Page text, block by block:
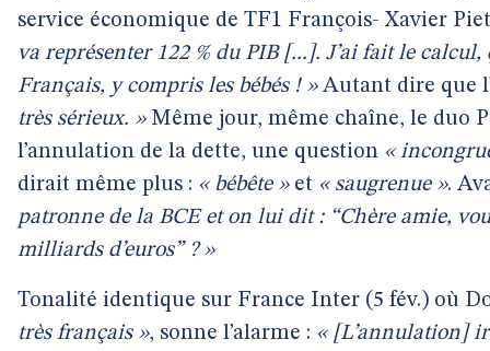
service économique de TF1 François- Xavier
va représenter 122 % du PIB [...]. J’ai fait le
Français, y compris les bébés ! »Autant dire que
très sérieux. »Même jour, même chaîne, le duo
l’annulation de la dette, une question «
dirait même plus : « bébête »et « saugrenue ».
patronne de la BCE et on lui dit : “Chère amie,
milliards d’euros” ? »
Tonalité identique sur France Inter (5 fév.) où
très français », sonne l’alarme : « [L’annulation]